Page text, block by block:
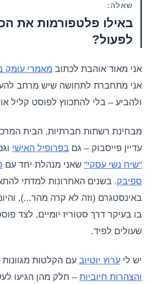
שאלה:
באילו פלטפורמות את
לפעול?
אני מאוד אוהבת לכתוב מאמרי עומק
אני מתחברת לתחושה שיש מרחב
ולהביע – בלי להתכווץ לפוסט קליל
מבחינת רשתות חברתיות, הבית
עדיין פייסבוק – גם בפרופיל האישי
"שיח נשי עסקי" שאני מנהלת יחד עם
ספיבק. בשנים האחרונות למדתי
באינסטגרם (וזה לא קרה מהר...),
בו בעיקר דרך סטוריז יומיים, לצד
שעולים לפיד.
יש לי ערוץ יוטיוב עם הקלטות
והצהרות חיוביות – חלק מהן הגיעו